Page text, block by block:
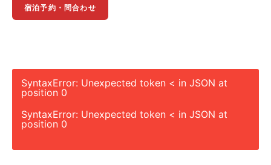
宿泊予約・問合わせ
SyntaxError: Unexpected token < in JSON at
position 0
SyntaxError: Unexpected token < in JSON at
position 0